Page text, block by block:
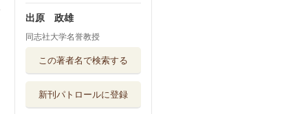
出原 政雄
同志社大学名誉教授
この著者名で検索する
新刊パトロールに登録